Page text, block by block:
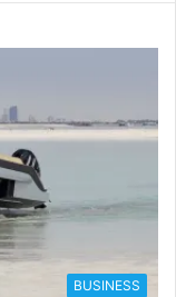
BUSINESS